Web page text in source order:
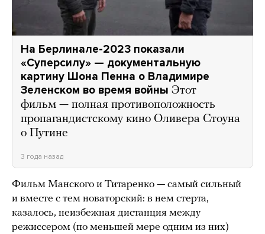
На Берлинале-2023 показали
«Суперсилу» — документальную
картину Шона Пенна о Владимире
Зеленском во время войны Этот
фильм — полная противоположность
пропагандистскому кино Оливера Стоуна
о Путине
3 года назад
Фильм Манского и Титаренко — самый сильный
и вместе с тем новаторский: в нем стерта,
казалось, неизбежная дистанция между
режиссером (по меньшей мере одним из них)